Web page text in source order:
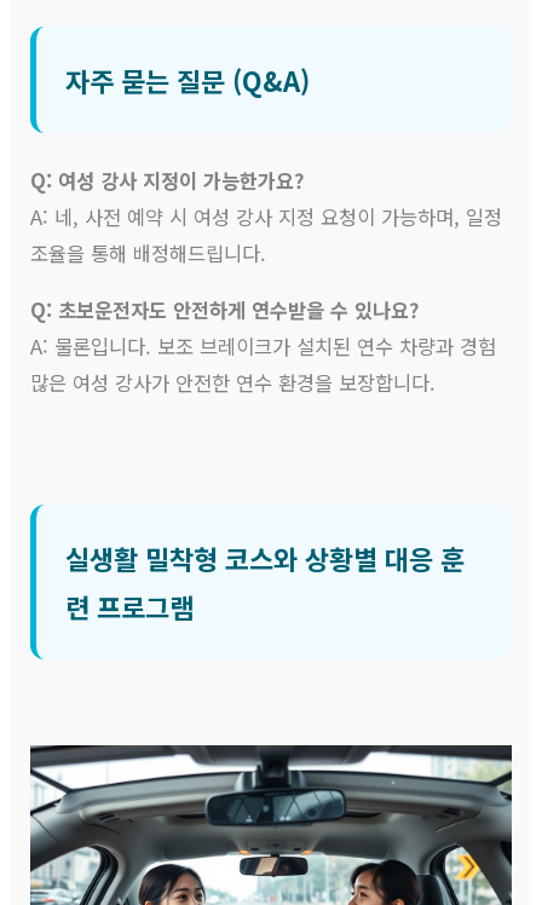
자주 묻는 질문 (Q&A)
Q: 여성 강사 지정이 가능한가요?
A: 네, 사전 예약 시 여성 강사 지정 요청이 가능하며, 일정
조율을 통해 배정해드립니다.
Q: 초보운전자도 안전하게 연수받을 수 있나요?
A: 물론입니다. 보조 브레이크가 설치된 연수 차량과 경험
많은 여성 강사가 안전한 연수 환경을 보장합니다.
실생활 밀착형 코스와 상황별 대응 훈
련 프로그램